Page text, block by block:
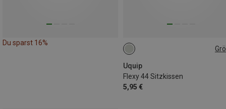
Du sparst 16%
Uquip
Flexy 44 Sitzkissen
5,95 €
ONE SIZE